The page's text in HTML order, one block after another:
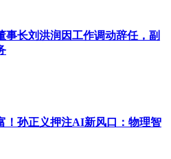
事长刘洪润因工作调动辞任，副
！孙正义押注AI新风口：物理智